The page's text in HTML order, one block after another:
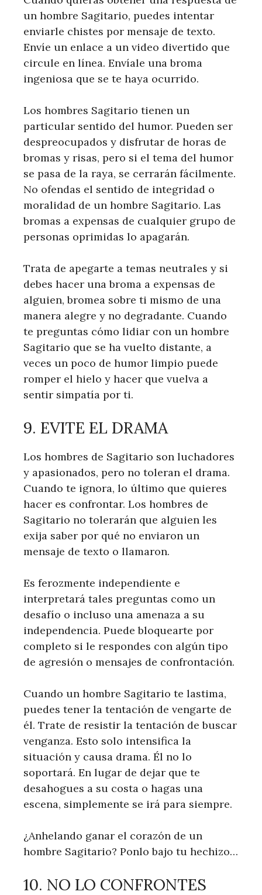
un hombre Sagitario, puedes intentar
enviarle chistes por mensaje de texto.
Envíe un enlace a un video divertido que
circule en línea. Envíale una broma
ingeniosa que se te haya ocurrido.
Los hombres Sagitario tienen un
particular sentido del humor. Pueden ser
despreocupados y disfrutar de horas de
bromas y risas, pero si el tema del humor
se pasa de la raya, se cerrarán fácilmente.
No ofendas el sentido de integridad o
moralidad de un hombre Sagitario. Las
bromas a expensas de cualquier grupo de
personas oprimidas lo apagarán.
Trata de apegarte a temas neutrales y si
debes hacer una broma a expensas de
alguien, bromea sobre ti mismo de una
manera alegre y no degradante. Cuando
te preguntas cómo lidiar con un hombre
Sagitario que se ha vuelto distante, a
veces un poco de humor limpio puede
romper el hielo y hacer que vuelva a
sentir simpatía por ti.
9. EVITE EL DRAMA
Los hombres de Sagitario son luchadores
y apasionados, pero no toleran el drama.
Cuando te ignora, lo último que quieres
hacer es confrontar. Los hombres de
Sagitario no tolerarán que alguien les
exija saber por qué no enviaron un
mensaje de texto o llamaron.
Es ferozmente independiente e
interpretará tales preguntas como un
desafío o incluso una amenaza a su
independencia. Puede bloquearte por
completo si le respondes con algún tipo
de agresión o mensajes de confrontación.
Cuando un hombre Sagitario te lastima,
puedes tener la tentación de vengarte de
él. Trate de resistir la tentación de buscar
venganza. Esto solo intensifica la
situación y causa drama. Él no lo
soportará. En lugar de dejar que te
desahogues a su costa o hagas una
escena, simplemente se irá para siempre.
¿Anhelando ganar el corazón de un
hombre Sagitario? Ponlo bajo tu hechizo…
10. NO LO CONFRONTES